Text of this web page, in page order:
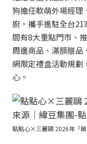
狗擔任軟萌外場經理
廚，攜手進駐全台
間有8大重點門市、
周邊商品、滿額贈品
網限定禮盒活動規劃
心。
點點心×三麗鷗 2026年「